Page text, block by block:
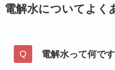
電解水についてよく
電解水って何で